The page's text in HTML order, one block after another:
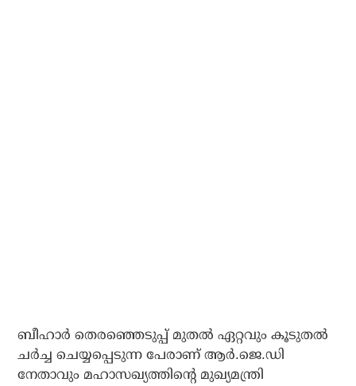
ബീഹാര്‍ തെരഞ്ഞെടുപ്പ് മുതല്‍ ഏറ്റവും കൂടുതല്‍
ചര്‍ച്ച ചെയ്യപ്പെടുന്ന പേരാണ് ആര്‍.ജെ.ഡി
നേതാവും മഹാസഖ്യത്തിന്റെ മുഖ്യമന്ത്രി